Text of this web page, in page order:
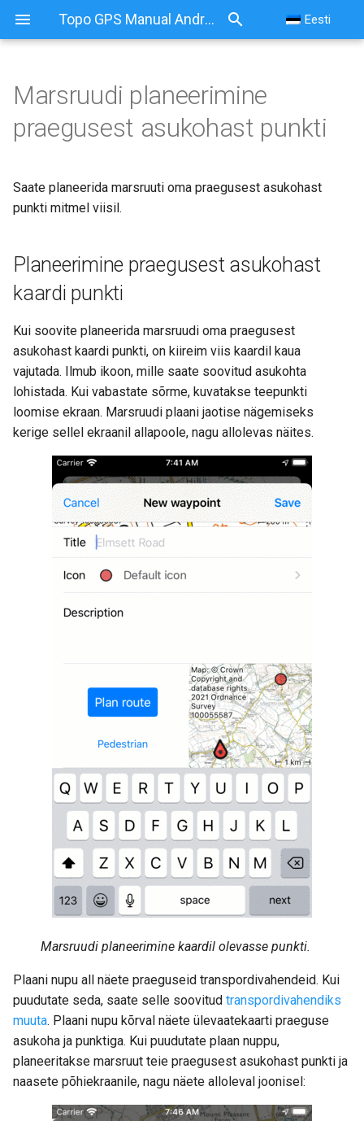
Topo GPS Manual Android Eesti
Marsruudi planeerimine
praegusest asukohast punkti
Saate planeerida marsruuti oma praegusest asukohast
punkti mitmel viisil.
Planeerimine praegusest asukohast
kaardi punkti
Kui soovite planeerida marsruudi oma praegusest
asukohast kaardi punkti, on kiireim viis kaardil kaua
vajutada. Ilmub ikoon, mille saate soovitud asukohta
lohistada. Kui vabastate sõrme, kuvatakse teepunkti
loomise ekraan. Marsruudi plaani jaotise nägemiseks
kerige sellel ekraanil allapoole, nagu allolevas näites.
Marsruudi planeerimine kaardil olevasse punkti.
Plaani nupu all näete praeguseid transpordivahendeid. Kui
puudutate seda, saate selle soovitud transpordivahendiks
muuta. Plaani nupu kõrval näete ülevaatekaarti praeguse
asukoha ja punktiga. Kui puudutate plaan nuppu,
planeeritakse marsruut teie praegusest asukohast punkti ja
naasete põhiekraanile, nagu näete alloleval joonisel: